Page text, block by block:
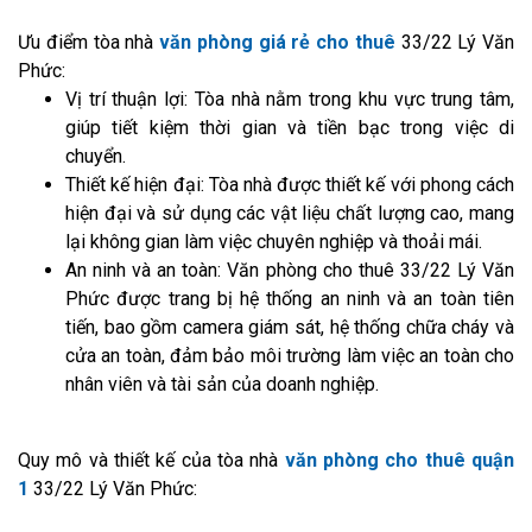
Ưu điểm tòa nhà văn phòng giá rẻ cho thuê 33/22 Lý Văn
Phức:
Vị trí thuận lợi: Tòa nhà nằm trong khu vực trung tâm,
giúp tiết kiệm thời gian và tiền bạc trong việc di
chuyển.
Thiết kế hiện đại: Tòa nhà được thiết kế với phong cách
hiện đại và sử dụng các vật liệu chất lượng cao, mang
lại không gian làm việc chuyên nghiệp và thoải mái.
An ninh và an toàn: Văn phòng cho thuê 33/22 Lý Văn
Phức được trang bị hệ thống an ninh và an toàn tiên
tiến, bao gồm camera giám sát, hệ thống chữa cháy và
cửa an toàn, đảm bảo môi trường làm việc an toàn cho
nhân viên và tài sản của doanh nghiệp.
Quy mô và thiết kế của tòa nhà văn phòng cho thuê quận
1 33/22 Lý Văn Phức: